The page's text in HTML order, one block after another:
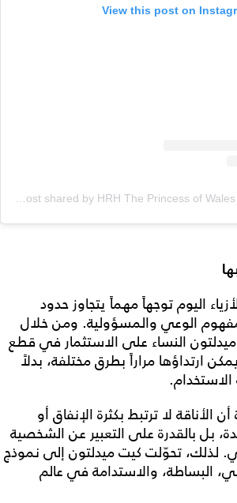
View this post on
A post shared by HRH The Princess of Wales (@katemiddletonnn)
اليوم توجهاً مهماً يتجاوز حدود
الوعي والمسؤولية. ومن خلال
النساء على الاستثمار في قطع
ارتداؤها مراراً بطرق مختلفة، بدلاً
الأناقة لا ترتبط بكثرة الإنفاق أو
بل بالقدرة على التعبير عن الشخصية
لذلك، تحوّلت كيت ميدلتون إلى نموذج
البساطة، والاستدامة في عالم